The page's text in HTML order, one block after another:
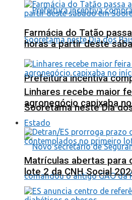
Prefeitura incentiva
Sooretama neste Dia
Farmácia do Tatão
horas a partir deste
Linhares recebe maior
agronegócio capixaba
Estado
Matrículas abertas para
lote 2 da CNH Social